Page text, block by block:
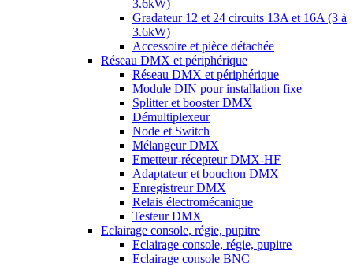
3.6kW)
Gradateur 12 et 24 circuits 13A et 16A (3 à
3.6kW)
Accessoire et pièce détachée
Réseau DMX et périphérique
Réseau DMX et périphérique
Module DIN pour installation fixe
Splitter et booster DMX
Démultiplexeur
Node et Switch
Mélangeur DMX
Emetteur-récepteur DMX-HF
Adaptateur et bouchon DMX
Enregistreur DMX
Relais électromécanique
Testeur DMX
Eclairage console, régie, pupitre
Eclairage console, régie, pupitre
Eclairage console BNC